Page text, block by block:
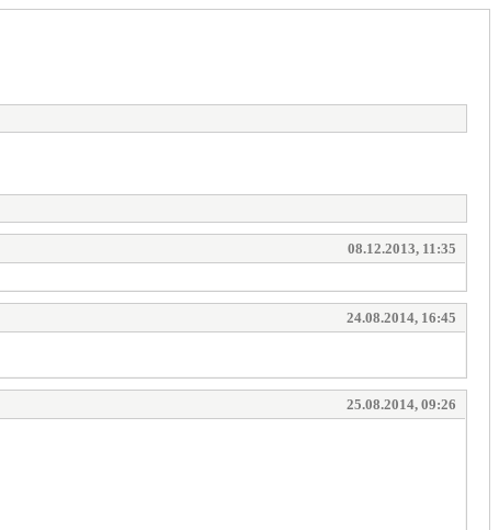
08.12.2013, 11:35
24.08.2014, 16:45
25.08.2014, 09:26